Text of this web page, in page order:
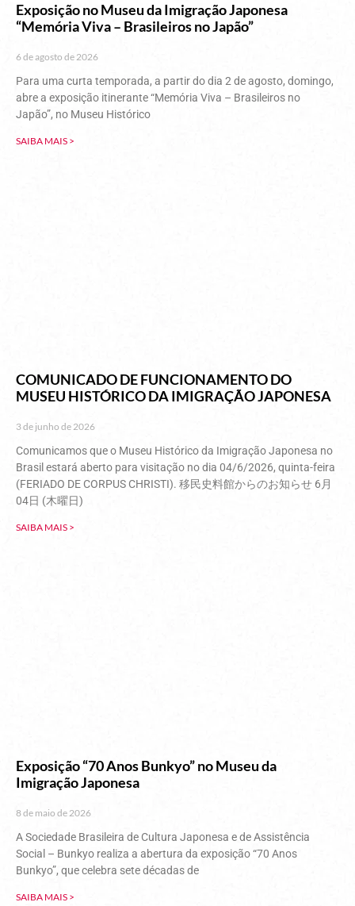
Exposição no Museu da Imigração Japonesa
“Memória Viva – Brasileiros no Japão”
6 de agosto de 2026
Para uma curta temporada, a partir do dia 2 de agosto, domingo,
abre a exposição itinerante “Memória Viva – Brasileiros no
Japão”, no Museu Histórico
SAIBA MAIS >
COMUNICADO DE FUNCIONAMENTO DO
MUSEU HISTÓRICO DA IMIGRAÇÃO JAPONESA
3 de junho de 2026
Comunicamos que o Museu Histórico da Imigração Japonesa no
Brasil estará aberto para visitação no dia 04/6/2026, quinta-feira
(FERIADO DE CORPUS CHRISTI). 移民史料館からのお知らせ 6月
04日 (木曜日)
SAIBA MAIS >
Exposição “70 Anos Bunkyo” no Museu da
Imigração Japonesa
8 de maio de 2026
A Sociedade Brasileira de Cultura Japonesa e de Assistência
Social – Bunkyo realiza a abertura da exposição “70 Anos
Bunkyo”, que celebra sete décadas de
SAIBA MAIS >